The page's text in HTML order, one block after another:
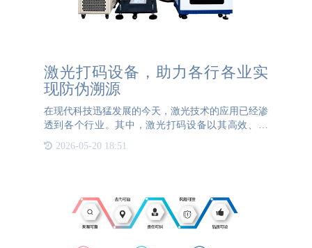
激光打码设备，助力各行各业实
现防伪溯源
在现代科技迅猛发展的今天，激光技术的应用已经渗
透到各个行业。其中，激光打码设备以其高效、精
行各业不可或缺的重要工具。随着市场经济的不断发
2026-05-20 18:51